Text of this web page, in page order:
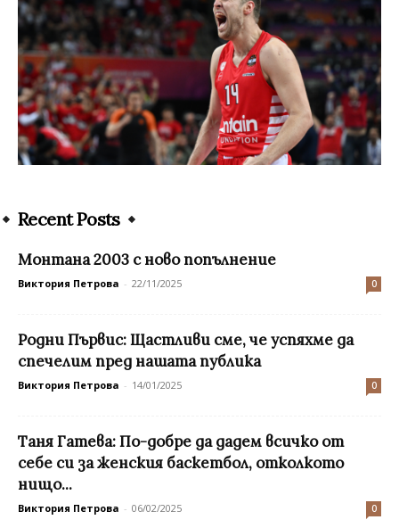
Recent Posts
Монтана 2003 с ново попълнение
Виктория Петрова - 22/11/2025 0
Родни Първис: Щастливи сме, че успяхме да
спечелим пред нашата публика
Виктория Петрова - 14/01/2025 0
Таня Гатева: По-добре да дадем всичко от
себе си за женския баскетбол, отколкото
нищо...
Виктория Петрова - 06/02/2025 0